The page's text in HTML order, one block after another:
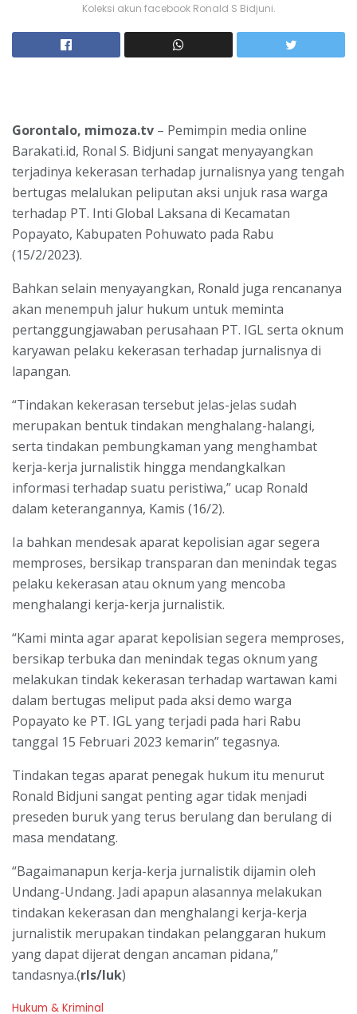
Koleksi akun facebook Ronald S Bidjuni.
Gorontalo, mimoza.tv – Pemimpin media online
Barakati.id, Ronal S. Bidjuni sangat menyayangkan
terjadinya kekerasan terhadap jurnalisnya yang tengah
bertugas melalukan peliputan aksi unjuk rasa warga
terhadap PT. Inti Global Laksana di Kecamatan
Popayato, Kabupaten Pohuwato pada Rabu
(15/2/2023).
Bahkan selain menyayangkan, Ronald juga rencananya
akan menempuh jalur hukum untuk meminta
pertanggungjawaban perusahaan PT. IGL serta oknum
karyawan pelaku kekerasan terhadap jurnalisnya di
lapangan.
“Tindakan kekerasan tersebut jelas-jelas sudah
merupakan bentuk tindakan menghalang-halangi,
serta tindakan pembungkaman yang menghambat
kerja-kerja jurnalistik hingga mendangkalkan
informasi terhadap suatu peristiwa,” ucap Ronald
dalam keterangannya, Kamis (16/2).
Ia bahkan mendesak aparat kepolisian agar segera
memproses, bersikap transparan dan menindak tegas
pelaku kekerasan atau oknum yang mencoba
menghalangi kerja-kerja jurnalistik.
“Kami minta agar aparat kepolisian segera memproses,
bersikap terbuka dan menindak tegas oknum yang
melakukan tindak kekerasan terhadap wartawan kami
dalam bertugas meliput pada aksi demo warga
Popayato ke PT. IGL yang terjadi pada hari Rabu
tanggal 15 Februari 2023 kemarin” tegasnya.
Tindakan tegas aparat penegak hukum itu menurut
Ronald Bidjuni sangat penting agar tidak menjadi
preseden buruk yang terus berulang dan berulang di
masa mendatang.
“Bagaimanapun kerja-kerja jurnalistik dijamin oleh
Undang-Undang. Jadi apapun alasannya melakukan
tindakan kekerasan dan menghalangi kerja-kerja
jurnalistik merupakan tindakan pelanggaran hukum
yang dapat dijerat dengan ancaman pidana,”
tandasnya.(rls/luk)
C
Hukum & Kriminal